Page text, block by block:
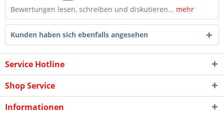
Bewertungen lesen, schreiben und diskutieren... mehr
Kunden haben sich ebenfalls angesehen
Service Hotline
Shop Service
Informationen